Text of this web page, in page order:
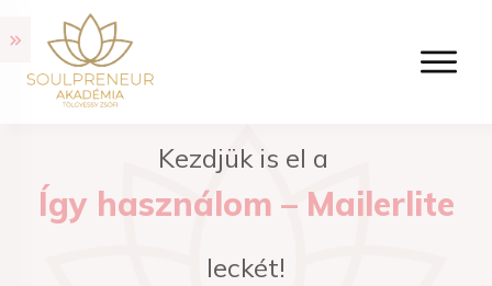
Kezdjük is el a
Így használom – Mailerlite
leckét!